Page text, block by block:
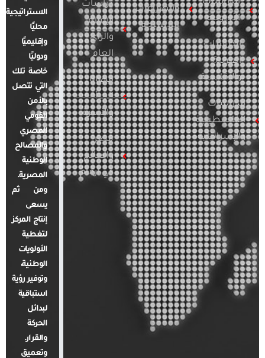
الدراسات
الأوروبية
الدراسات
العربية
والإقليمية
الدراسات
الفلسطينية
والإسرائيلية
والصراعات
المسلحة
دراسات
الإعلام
والرأي
العام
قضايا
المرأة
والأسرة
مصر
والعالم
في أرقام
الاستراتيجية
محليًا
وإقليميًا
ودوليًا
خاصة تلك
التي تتصل
بالأمن
القومي
المصري
والمصالح
الوطنية
المصرية.
ومن ثم
يسعى
إنتاج المركز
لتغطية
الأولويات
الوطنية،
وتوفير رؤية
استباقية
لبدائل
الحركة
والقرار.
وتعميق